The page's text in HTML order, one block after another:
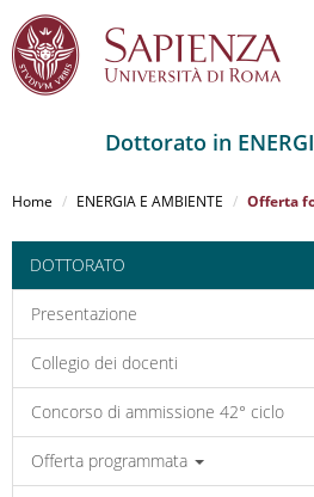
al
principale
Dottorato in
Home ENERGIA E AMBIENTE Offerta
DOTTORATO
Presentazione
Collegio dei docenti
Concorso di ammissione 42° ciclo
Offerta programmata